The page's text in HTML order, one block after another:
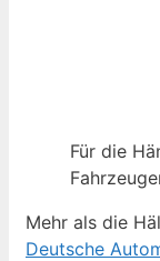
Für die
Mehr als die
Deutsche